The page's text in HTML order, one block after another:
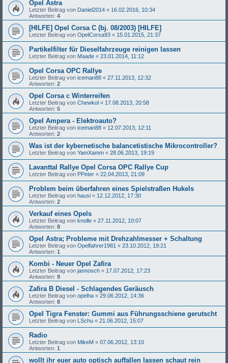
Opel Astra
Letzter Beitrag von Daniel2014 « 16.02.2016, 10:34
Antworten: 4
[HILFE] Opel Corsa C (bj. 08/2003) [HILFE]
Letzter Beitrag von OpelCorsa93 « 15.01.2015, 21:37
Partikelfilter für Dieselfahrzeuge reinigen lassen
Letzter Beitrag von Maade « 23.01.2014, 11:12
Opel Corsa OPC Rallye
Letzter Beitrag von iceman88 « 27.11.2013, 12:32
Antworten: 2
Opel Corsa c Winterreifen
Letzter Beitrag von Chewkol « 17.08.2013, 20:58
Antworten: 5
Opel Ampera - Elektroauto?
Letzter Beitrag von iceman88 « 12.07.2013, 12:11
Antworten: 2
Was ist der kybernetische balancetistische Mikrocontroller?
Letzter Beitrag von YamXamm « 28.06.2013, 19:19
Lavanttal Rallye Opel Corsa OPC Rallye Cup
Letzter Beitrag von PPeter « 22.04.2013, 21:09
Problem beim überfahren eines Spielstraßen Hukels
Letzter Beitrag von hausi « 12.12.2012, 17:30
Antworten: 2
Verkauf eines Opels
Letzter Beitrag von knolle « 27.11.2012, 10:07
Antworten: 8
Opel Astra; Probleme mit Drehzahlmesser + Schaltung
Letzter Beitrag von Opelfahrer1981 « 23.10.2012, 19:21
Antworten: 1
Kombi - Neuer Opel Zafira
Letzter Beitrag von jannosch « 17.07.2012, 17:23
Antworten: 9
Zafira B Diesel - Schlagendes Geräusch
Letzter Beitrag von opelha « 29.06.2012, 14:36
Antworten: 8
Opel Tigra Fenster: Gummi aus Führungsschiene gerutscht
Letzter Beitrag von LSchu « 21.06.2012, 15:07
Radio
Letzter Beitrag von MikeM « 07.06.2012, 13:10
Antworten: 1
wollt ihr euer auto optisch auffallen lassen schaut rein